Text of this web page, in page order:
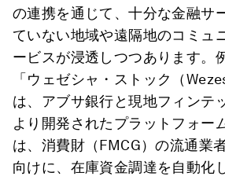
の連携を通じて、十分な金融サ
ていない地域や遠隔地のコミュ
ービスが浸透しつつあります。
「ウェゼシャ・ストック（
は、アブサ銀行と現地フィンテ
より開発されたプラットフォー
は、消費財（FMCG）の流通業
向けに、在庫資金調達を自動化